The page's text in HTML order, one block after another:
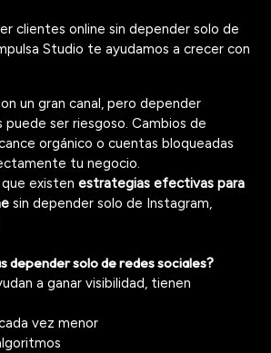
clientes online sin depender solo de
Studio te ayudamos a crecer con
un gran canal, pero depender
ser riesgoso. Cambios de
orgánico o cuentas bloqueadas
tu negocio.
existen estrategias efectivas para
sin depender solo de Instagram,
depender solo de redes sociales?
a ganar visibilidad, tienen
vez menor